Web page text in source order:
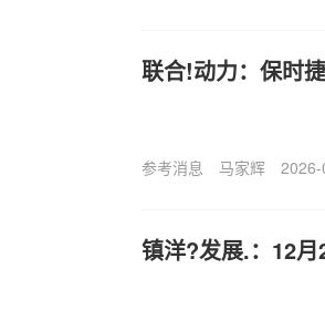
联合!动力：保时
参考消息 马家辉
镇洋?发展.：12